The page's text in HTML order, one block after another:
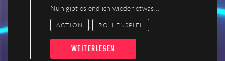
Nun gibt es endlich wieder etwas…
ACTION ROLLENSPIEL
WEITERLESEN